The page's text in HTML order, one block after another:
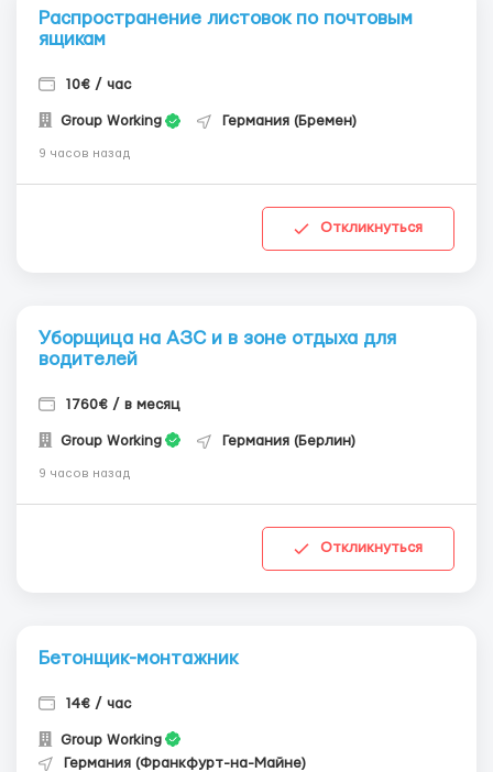
Распространение листовок по почтовым
ящикам
10€ / час
Group Working Германия (Бремен)
9 часов назад
Откликнуться
Уборщица на АЗС и в зоне отдыха для
водителей
1760€ / в месяц
Group Working Германия (Берлин)
9 часов назад
Откликнуться
Бетонщик-монтажник
14€ / час
Group Working
Германия (Франкфурт-на-Майне)